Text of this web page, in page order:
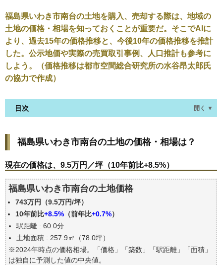
福島県いわき市南台の土地を購入、売却する際は、地域の
土地の価格・相場を知っておくことが重要だ。そこでAIに
より、過去15年の価格推移と、今後10年の価格推移を推計
した。公示地価や実際の売買取引事例、人口推計も参考に
しよう。（価格推移は都市空間総合研究所の水谷昂太郎氏
の協力で作成）
目次 開く ▼
現在の価格は、9.5万円／坪（10年前比+8.5%）
価格を詳細に分析しよう
福島県いわき市南台の土地の過去の売買事例
公示地価はいくら
自分の年収でいくらの不動産が買える？
福島県いわき市南台の土地の価格・相場は？
現在の価格は、9.5万円／坪（10年前比+8.5%）
福島県いわき市南台の土地価格
743万円（9.5万円/坪）
10年前比+8.5% （前年比+0.7%）
駅距離 : 60.0分
土地面積 : 257.9㎡（78.0坪）
※2024年時点の価格相場。「価格」「築数」「駅距離」「面積」
は独自に予測した値の中央値。